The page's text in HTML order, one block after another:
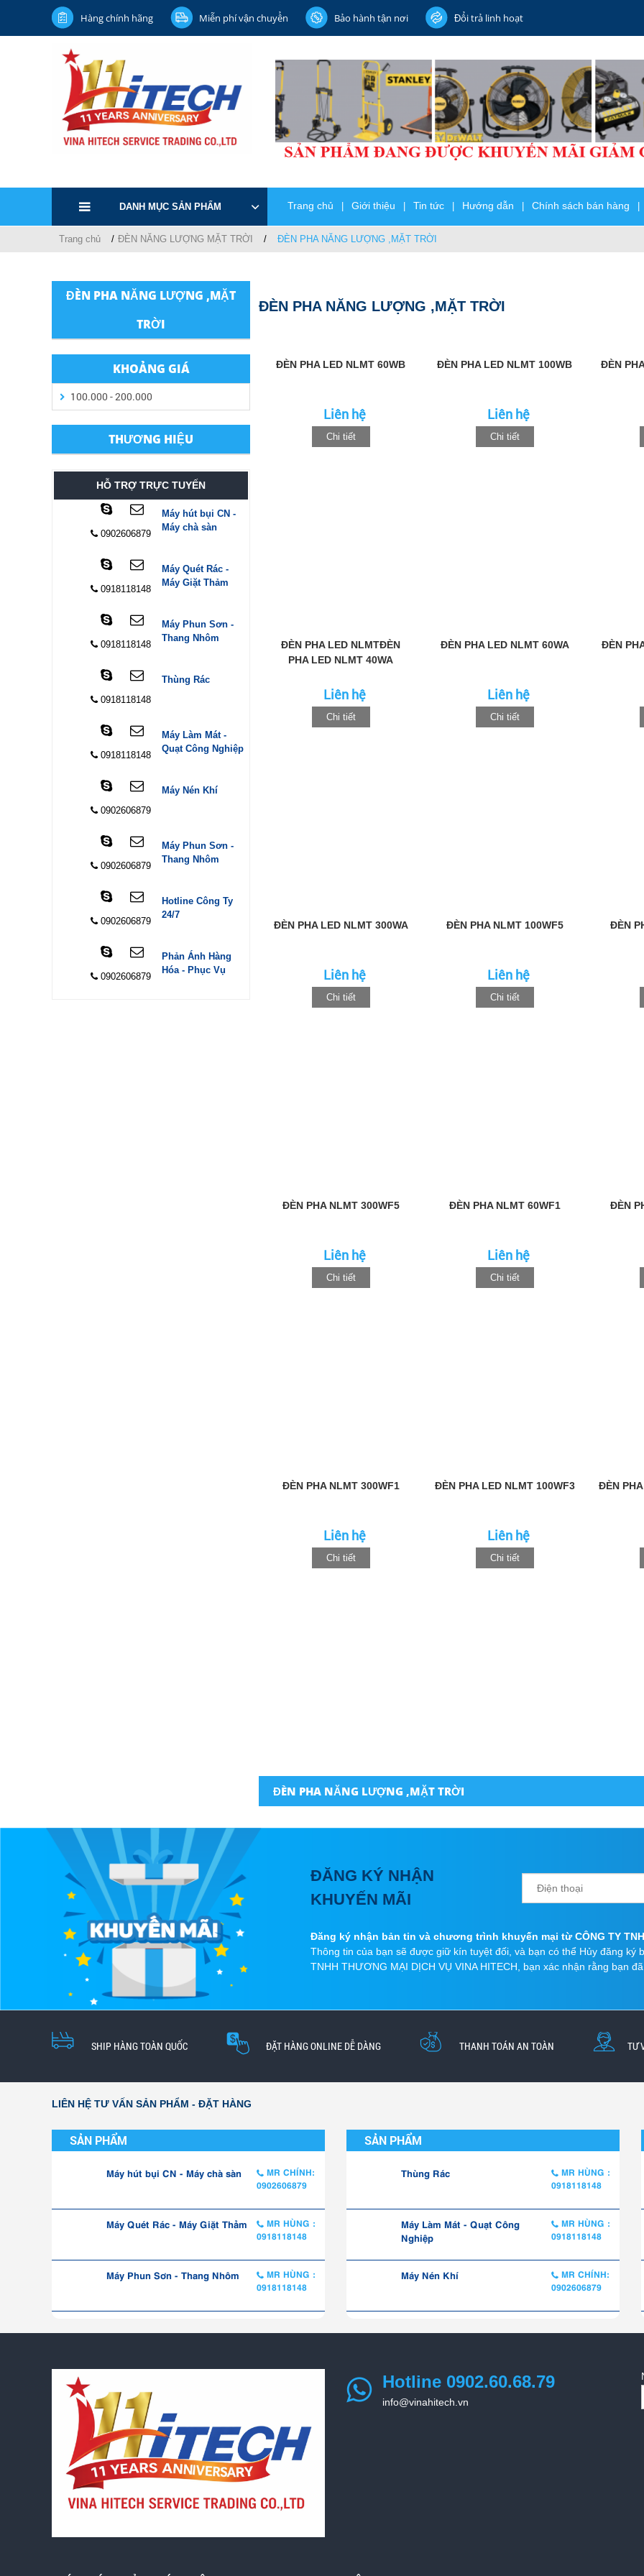
Hàng chính hãng Miễn phí vận chuyển Bảo hành tận nơi Đổi trả linh hoạt
DANH MỤC SẢN PHẨM Trang chủ Giới thiệu Tin tức Hướng dẫn Chính sách bán hàng
Trang chủ ĐÈN NĂNG LƯỢNG MẶT TRỜI ĐÈN PHA NĂNG LƯỢNG ,MẶT TRỜI
ĐÈN PHA NĂNG LƯỢNG ,MẶT
TRỜI
KHOẢNG GIÁ
100.000 - 200.000
THƯƠNG HIỆU
HỖ TRỢ TRỰC TUYẾN
0902606879
Máy hút bụi CN -
Máy chà sàn
0918118148
Máy Quét Rác -
Máy Giặt Thảm
0918118148
Máy Phun Sơn -
Thang Nhôm
0918118148
Thùng Rác
0918118148
Máy Làm Mát -
Quạt Công Nghiệp
0902606879
Máy Nén Khí
0902606879
Máy Phun Sơn -
Thang Nhôm
0902606879
Hotline Công Ty
24/7
0902606879
Phản Ánh Hàng
Hóa - Phục Vụ
ĐÈN PHA NĂNG LƯỢNG ,MẶT TRỜI
ĐÈN PHA LED NLMT 60WB
Liên hệ
Chi tiết
ĐÈN PHA LED NLMT 100WB
Liên hệ
Chi tiết
ĐÈN
ĐÈN PHA LED NLMTĐÈN
PHA LED NLMT 40WA
Liên hệ
Chi tiết
ĐÈN PHA LED NLMT 60WA
Liên hệ
Chi tiết
ĐÈN
ĐÈN PHA LED NLMT 300WA
Liên hệ
Chi tiết
ĐÈN PHA NLMT 100WF5
Liên hệ
Chi tiết
ĐÈN
ĐÈN PHA NLMT 300WF5
Liên hệ
Chi tiết
ĐÈN PHA NLMT 60WF1
Liên hệ
Chi tiết
ĐÈN
ĐÈN PHA NLMT 300WF1
Liên hệ
Chi tiết
ĐÈN PHA LED NLMT 100WF3
Liên hệ
Chi tiết
ĐÈN
ĐÈN PHA NĂNG LƯỢNG ,MẶT TRỜI
ĐĂNG KÝ NHẬN
KHUYẾN MÃI
Đăng ký nhận bản tin và chương trình khuyến mại từ CÔNG TY
Thông tin của bạn sẽ được giữ kín tuyệt đối, và bạn có thể Hủy đăng ký
TNHH THƯƠNG MẠI DỊCH VỤ VINA HITECH, bạn xác nhận rằng bạn
SHIP HÀNG TOÀN QUỐC ĐẶT HÀNG ONLINE DỄ DÀNG THANH TOÁN AN TOÀN TƯ
LIÊN HỆ TƯ VẤN SẢN PHẨM - ĐẶT HÀNG
SẢN PHẨM
Máy hút bụi CN - Máy chà sàn
MR CHÍNH:
0902606879
Máy Quét Rác - Máy Giặt Thảm
MR HÙNG :
0918118148
Máy Phun Sơn - Thang Nhôm
MR HÙNG :
0918118148
SẢN PHẨM
Thùng Rác
MR HÙNG :
0918118148
Máy Làm Mát - Quạt Công
Nghiệp
MR HÙNG :
0918118148
Máy Nén Khí
MR CHÍNH:
0902606879
Hotline 0902.60.68.79
info@vinahitech.vn